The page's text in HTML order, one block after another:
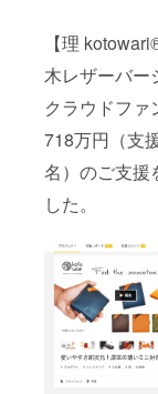
【理
木レザーバー
クラウドファ
718万円（支
名）のご支援
した。